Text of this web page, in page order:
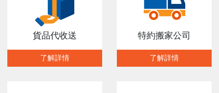
貨品代收送
了解詳情
特約搬家公司
了解詳情